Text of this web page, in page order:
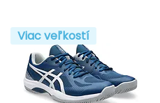
Viac veľkostí